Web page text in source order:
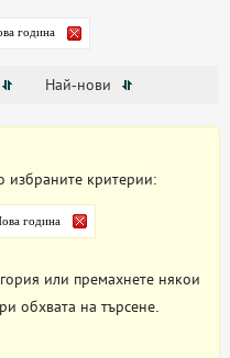
година
Най-нови
критерии:
година
или премахнете някои
обхвата на търсене.